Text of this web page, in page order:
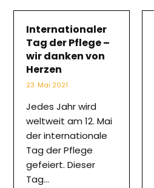
Internationaler
Tag der Pflege –
wir danken von
Herzen
23. Mai 2021
Jedes Jahr wird
weltweit am 12. Mai
der internationale
Tag der Pflege
gefeiert. Dieser
Tag…